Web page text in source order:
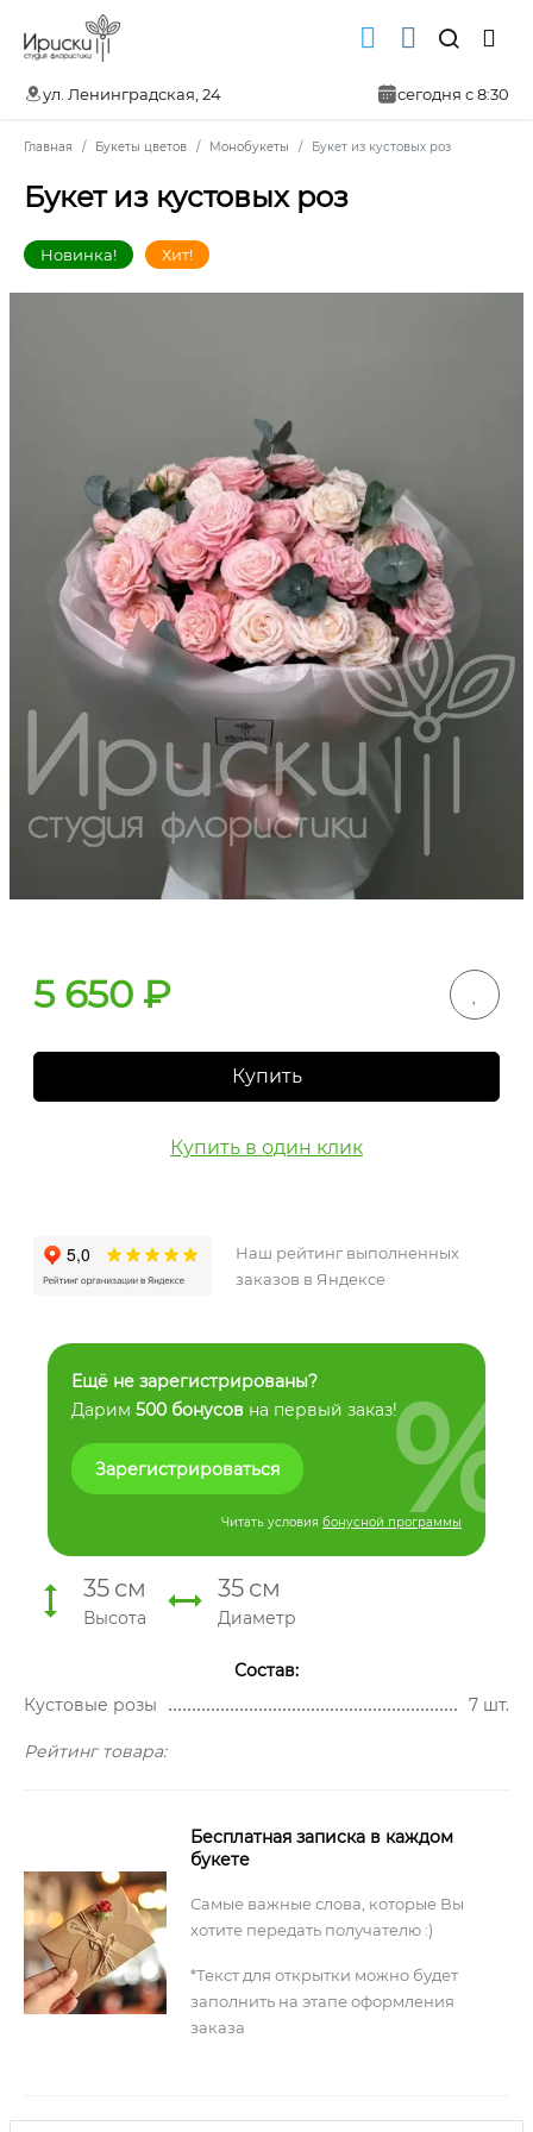
ул. Ленинградская, 24 сегодня с 8:30
Главная Букеты цветов Монобукеты Букет из кустовых роз
Букет из кустовых роз
Новинка! Хит!
5 650 ₽
Купить
Купить в один клик
Наш рейтинг выполненных
заказов в Яндексе
Ещё не зарегистрированы?
Дарим 500 бонусов на первый заказ!
Зарегистрироваться
Читать условия бонусной программы
%
35 см
Высота
35 см
Диаметр
Состав:
Кустовые розы
7 шт.
Рейтинг товара:
Бесплатная записка в каждом
букете
Самые важные слова, которые Вы
хотите передать получателю :)
*Текст для открытки можно будет
заполнить на этапе оформления
заказа